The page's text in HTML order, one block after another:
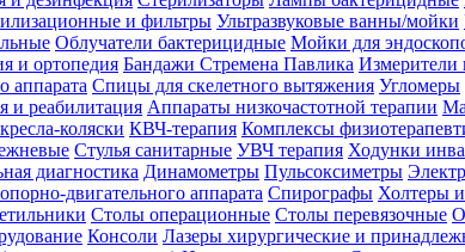
и фильтры Ультразвуковые ванны/мойки
Облучатели бактерицидные Мойки для
и ортопедия Бандажи Стремена Павлика Измерители
аппарата Спицы для скелетного вытяжения Угломеры
и реабилитация Аппараты низкочастотной терапии
коляски КВЧ-терапия Комплексы
Стулья санитарные УВЧ терапия Ходунки
диагностика Динамометры Пульсоксиметры
двигательного аппарата Спирографы Холтеры
Столы операционные Столы перевязочные
Консоли Лазеры хирургические и